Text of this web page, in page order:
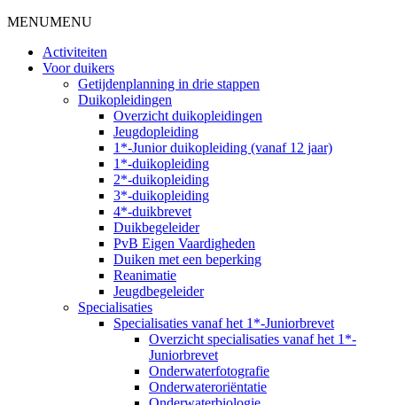
MENUMENU
Activiteiten
Voor duikers
Getijdenplanning in drie stappen
Duikopleidingen
Overzicht duikopleidingen
Jeugdopleiding
1*-Junior duikopleiding (vanaf 12 jaar)
1*-duikopleiding
2*-duikopleiding
3*-duikopleiding
4*-duikbrevet
Duikbegeleider
PvB Eigen Vaardigheden
Duiken met een beperking
Reanimatie
Jeugdbegeleider
Specialisaties
Specialisaties vanaf het 1*-Juniorbrevet
Overzicht specialisaties vanaf het 1*-
Juniorbrevet
Onderwaterfotografie
Onderwateroriëntatie